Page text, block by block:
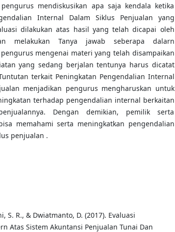
mendiskusikan apa saja kendala ketika
Internal Dalam Siklus Penjualan yang
dilakukan atas hasil yang telah dicapai oleh
melakukan Tanya jawab seberapa dalarn
mengenai materi yang telah disampaikan
yang sedang berjalan tentunya harus dicatat
terkait Peningkatan Pengendalian Internal
menjadikan pengurus mengharuskan untuk
terhadap pengendalian internal berkaitan
Dengan demikian, pemilik serta
memahami serta meningkatkan pengendalian
penjualan .
S. R., & Dwiatmanto, D. (2017). Evaluasi
Atas Sistem Akuntansi Penjualan Tunai Dan